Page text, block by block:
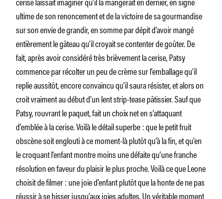
ultime de son renoncement et de la victoire de sa gourmandise
sur son envie de grandir, en somme par dépit d’avoir mangé
entièrement le gâteau qu’il croyait se contenter de goûter. De
fait, après avoir considéré très brièvement la cerise, Patsy
commence par récolter un peu de crème sur l’emballage qu’il
replie aussitôt, encore convaincu qu’il saura résister, et alors on
croit vraiment au début d’un lent strip-tease pâtissier. Sauf que
Patsy, rouvrant le paquet, fait un choix net en s’attaquant
d’emblée à la cerise. Voilà le détail superbe : que le petit fruit
obscène soit englouti à ce moment-là plutôt qu’à la fin, et qu’en
le croquant l’enfant montre moins une défaite qu’une franche
résolution en faveur du plaisir le plus proche. Voilà ce que Leone
choisit de filmer : une joie d’enfant plutôt que la honte de ne pas
réussir à se hisser jusqu’aux joies adultes. Un véritable moment